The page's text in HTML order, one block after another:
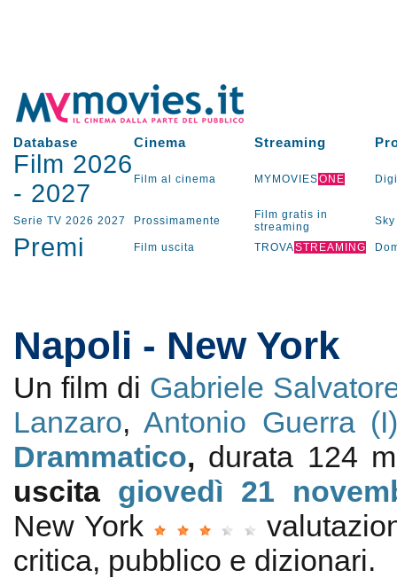
Database Cinema Streaming
Film 2026
- 2027 Film al cinema MYMOVIESONE
Serie TV 2026 2027 Prossimamente
Film gratis in
streaming
Sky
Premi Film uscita TROVASTREAMING
Napoli - New York
Un film di Gabriele
Lanzaro,Antonio Guerra (I)
Drammatico, durata 124
uscita giovedì 21
New York
critica, pubblico e dizionari.